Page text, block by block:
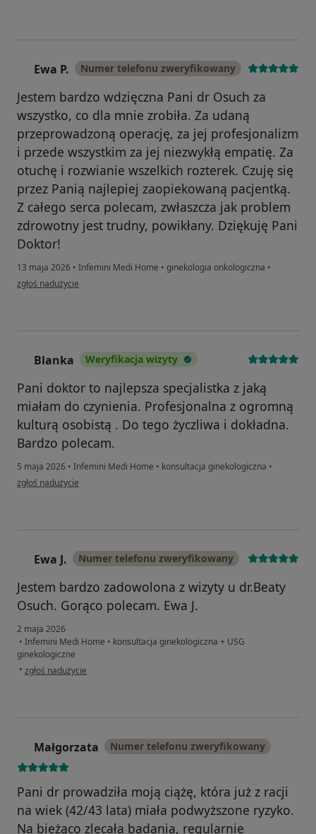
Ewa P. Numer telefonu zweryfikowany
Jestem bardzo wdzięczna Pani dr Osuch za
wszystko, co dla mnie zrobiła. Za udaną
przeprowadzoną operację, za jej profesjonalizm
i przede wszystkim za jej niezwykłą empatię. Za
otuchę i rozwianie wszelkich rozterek. Czuję się
przez Panią najlepiej zaopiekowaną pacjentką.
Z całego serca polecam, zwłaszcza jak problem
zdrowotny jest trudny, powikłany. Dziękuję Pani
Doktor!
13 maja 2026 • Infemini Medi Home • ginekologia onkologiczna •
w opinii użytkownika Ewa P.
zgłoś nadużycie
Blanka Weryfikacja wizyty
Pani doktor to najlepsza specjalistka z jaką
miałam do czynienia. Profesjonalna z ogromną
kulturą osobistą . Do tego życzliwa i dokładna.
Bardzo polecam.
5 maja 2026 • Infemini Medi Home • konsultacja ginekologiczna •
w opinii użytkownika Blanka
zgłoś nadużycie
Ewa J. Numer telefonu zweryfikowany
Jestem bardzo zadowolona z wizyty u dr.Beaty
Osuch. Gorąco polecam. Ewa J.
2 maja 2026
• Infemini Medi Home • konsultacja ginekologiczna + USG
ginekologiczne
• w opinii użytkownika Ewa J.
zgłoś nadużycie
Małgorzata Numer telefonu zweryfikowany
Pani dr prowadziła moją ciążę, która już z racji
na wiek (42/43 lata) miała podwyższone ryzyko.
Na bieżąco zlecała badania, regularnie